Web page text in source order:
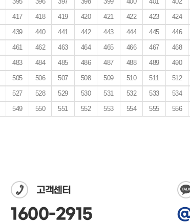
417 418 419 420 421 422 423 424
439 440 441 442 443 444 445 446
461 462 463 464 465 466 467 468
483 484 485 486 487 488 489 490
505 506 507 508 509 510 511 512
527 528 529 530 531 532 533 534
549 550 551 552 553 554 555 556
고객센터
1600-2915